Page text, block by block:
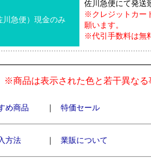
川急便）現金のみ
佐川急便にて発送
※クレジットカー
願います。
※代引手数料は無
※商品は表示された色と若干異な
め商品 ｜ 特価セール
方法 ｜ 業販について